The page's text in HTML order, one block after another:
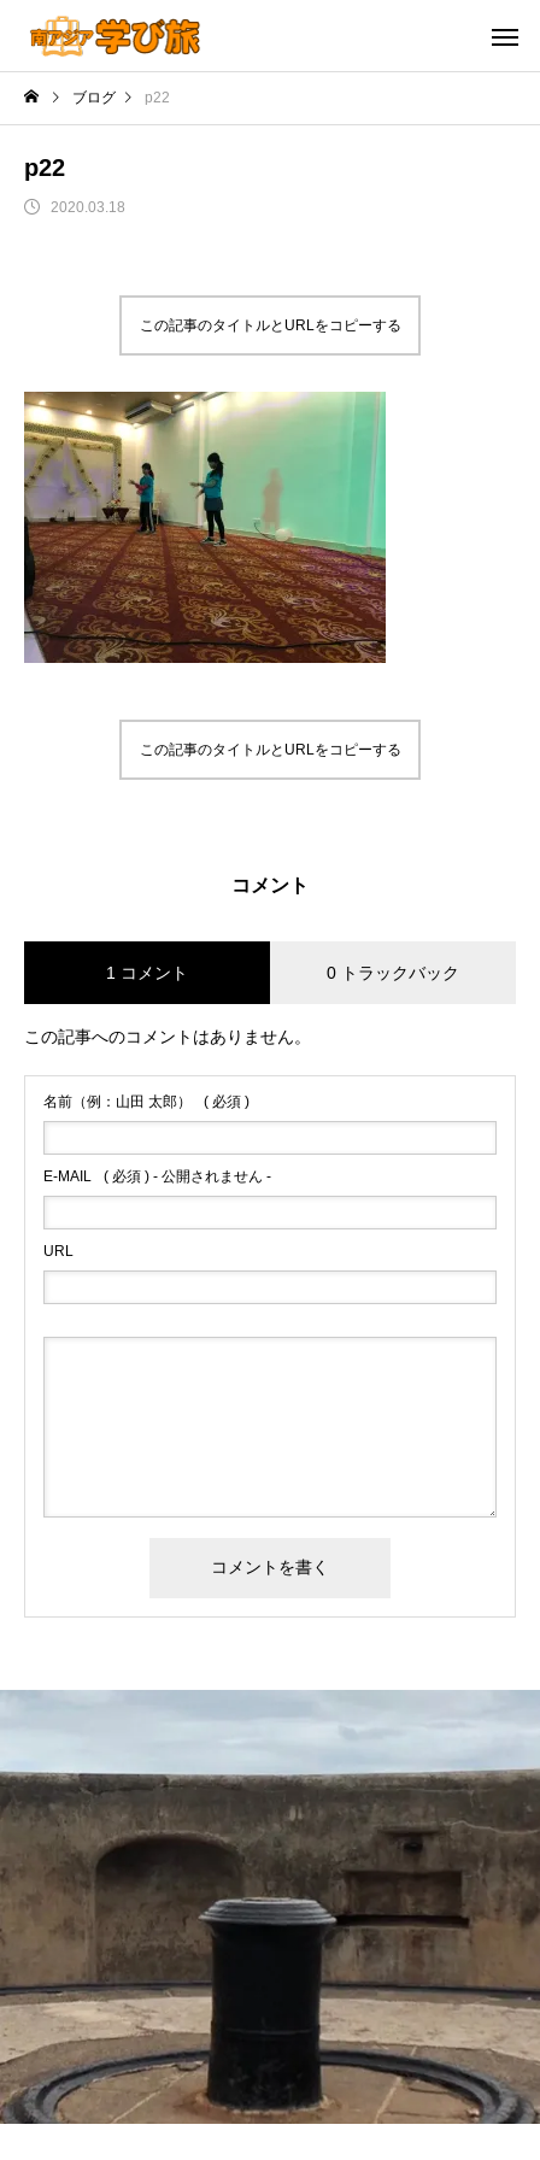
ブログ p22
p22
2020.03.18
この記事のタイトルとURLをコピーする
この記事のタイトルとURLをコピーする
コメント
1 コメント 0 トラックバック
この記事へのコメントはありません。
名前（例：山田 太郎） ( 必須 )
E-MAIL ( 必須 ) - 公開されません -
URL